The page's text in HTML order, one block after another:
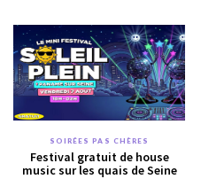
SOIRÉES PAS CHÈRES
Festival gratuit de house
music sur les quais de Seine